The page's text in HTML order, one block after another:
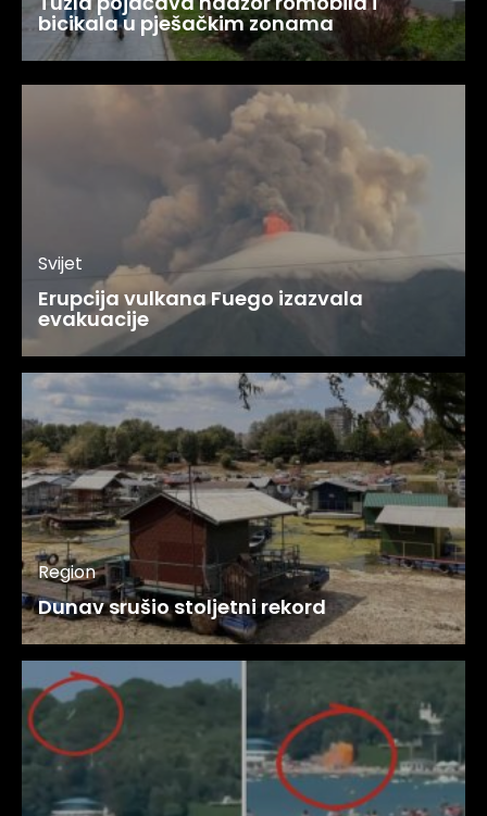
bicikala u pješačkim zonama
Svijet
Erupcija vulkana Fuego izazvala
evakuacije
Region
Dunav srušio stoljetni rekord